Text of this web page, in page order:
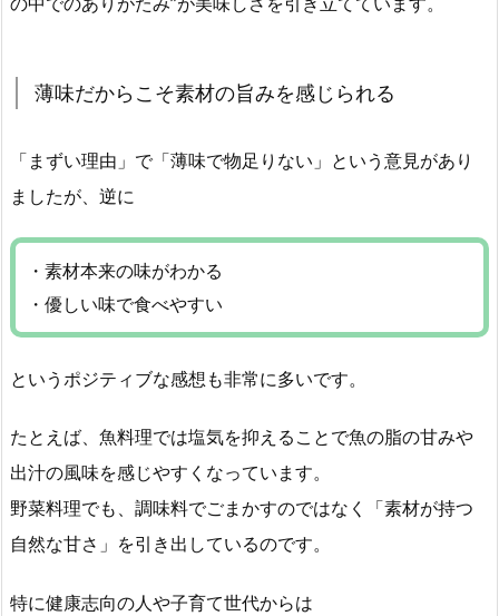
薄味だからこそ素材の旨みを感じられる
「まずい理由」で「薄味で物足りない」という意見があり
ましたが、逆に
・素材本来の味がわかる
・優しい味で食べやすい
というポジティブな感想も非常に多いです。
たとえば、魚料理では塩気を抑えることで魚の脂の甘みや
出汁の風味を感じやすくなっています。
野菜料理でも、調味料でごまかすのではなく「素材が持つ
自然な甘さ」を引き出しているのです。
特に健康志向の人や子育て世代からは